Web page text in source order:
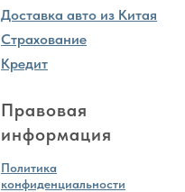
Доставка авто из Китая
Страхование
Кредит
Правовая
информация
Политика
конфиденциальности